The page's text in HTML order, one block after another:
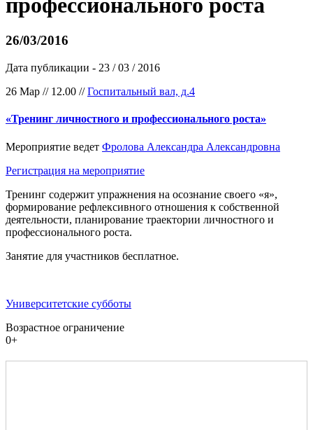
26/03/2016
Дата публикации - 23 / 03 / 2016
26 Мар //12.00 // Госпитальный вал, д.4
«Тренинг личностного и профессионального роста»
Мероприятие ведет Фролова Александра Александровна
Регистрация на мероприятие
Тренинг содержит упражнения на осознание своего «я»,
формирование рефлексивного отношения к собственной
деятельности, планирование траектории личностного и
профессионального роста.
Занятие для участников бесплатное.
Университетские субботы
Возрастное ограничение
0+